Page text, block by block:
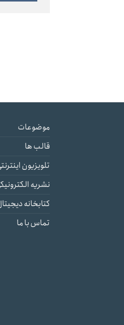
موضوعات
قالب ها
تلویزیون
نشریه
کتابخانه
تماس با ما